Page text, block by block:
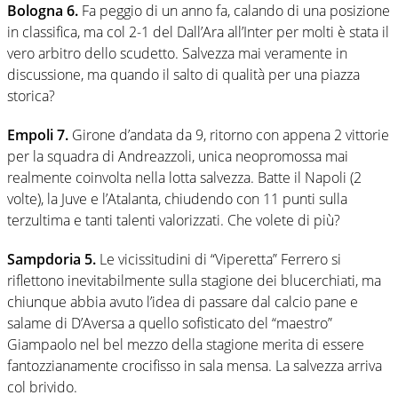
Bologna 6. Fa peggio di un anno fa, calando di una posizione
in classifica, ma col 2-1 del Dall’Ara all’Inter per molti è stata il
vero arbitro dello scudetto. Salvezza mai veramente in
discussione, ma quando il salto di qualità per una piazza
storica?
Empoli 7. Girone d’andata da 9, ritorno con appena 2 vittorie
per la squadra di Andreazzoli, unica neopromossa mai
realmente coinvolta nella lotta salvezza. Batte il Napoli (2
volte), la Juve e l’Atalanta, chiudendo con 11 punti sulla
terzultima e tanti talenti valorizzati. Che volete di più?
Sampdoria 5. Le vicissitudini di “Viperetta” Ferrero si
riflettono inevitabilmente sulla stagione dei blucerchiati, ma
chiunque abbia avuto l’idea di passare dal calcio pane e
salame di D’Aversa a quello sofisticato del “maestro”
Giampaolo nel bel mezzo della stagione merita di essere
fantozzianamente crocifisso in sala mensa. La salvezza arriva
col brivido.